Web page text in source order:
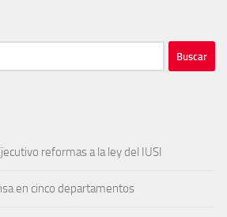
reformas a la ley del IUSI
en cinco departamentos